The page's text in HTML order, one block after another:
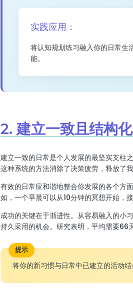
实践应用：
将认知规划练习融入你的日常生
能。
2. 建立一致且结构
建立一致的日常是个人发展的最坚实支柱
这种系统的方法消除了决策疲劳，释放了
有效的日常应和谐地整合你发展的各个方
如，一个早晨可以从10分钟的冥想开始，
成功的关键在于渐进性。从容易融入的小
持久采用的机会。研究表明，平均需要66
提示
将你的新习惯与日常中已建立的活动